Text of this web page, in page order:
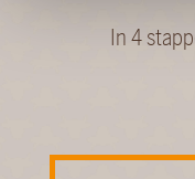
In 4